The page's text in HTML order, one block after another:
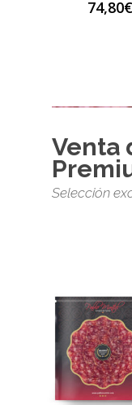
74,80€
Venta
Selección